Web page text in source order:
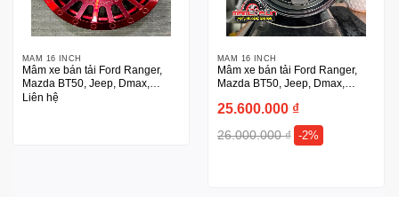
MÂM 16 INCH
Mâm xe bán tải Ford Ranger,
Mazda BT50, Jeep, Dmax,
Triton, Prado 16 inch
Liên hệ
MÂM 16 INCH
Mâm xe bán tải Ford Ranger,
Mazda BT50, Jeep, Dmax,
25.600.000 ₫
26.000.000₫ -2%